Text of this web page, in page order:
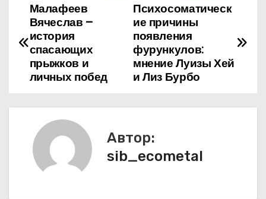
Н
а
г
Психосоматическ
ие причины
появления
фурункулов:
мнение Луизы Хей
и Лиз Бурбо
Малафеев
Вячеслав –
история
спасающих
прыжков и
личных побед
Автор:
sib_ecometal